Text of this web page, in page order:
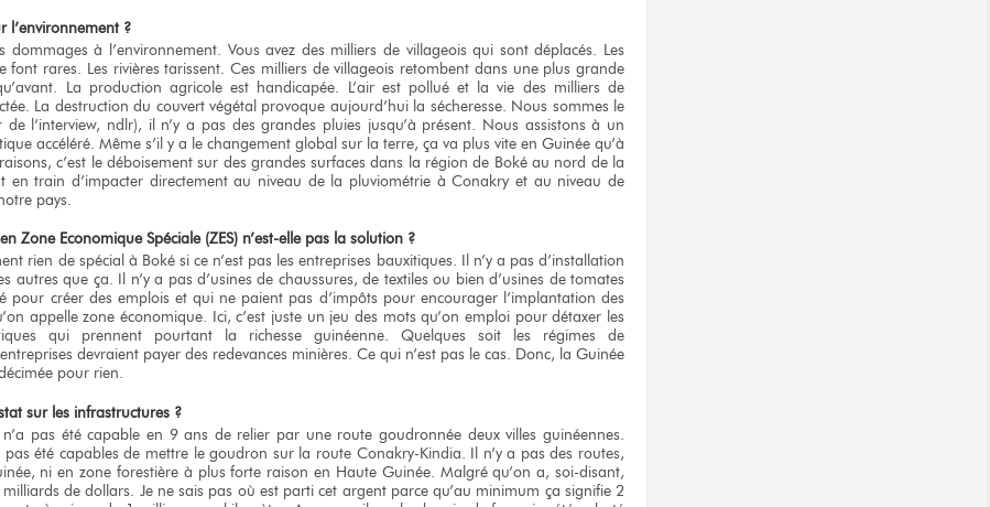
l’environnement ?
dommages à l’environnement. Vous avez des milliers de villageois qui sont déplacés. Les
font rares. Les rivières tarissent. Ces milliers de villageois retombent dans une plus grande
La production agricole est handicapée. L’air est pollué et la vie des milliers de
La destruction du couvert végétal provoque aujourd’hui la sécheresse. Nous sommes le
l’interview, ndlr), il n’y a pas des grandes pluies jusqu’à présent. Nous assistons à un
accéléré. Même s’il y a le changement global sur la terre, ça va plus vite en Guinée qu’à
c’est le déboisement sur des grandes surfaces dans la région de Boké au nord de la
en train d’impacter directement au niveau de la pluviométrie à Conakry et au niveau de
pays.
Zone Economique Spéciale (ZES) n’est-elle pas la solution ?
rien de spécial à Boké si ce n’est pas les entreprises bauxitiques. Il n’y a pas d’installation
autres que ça. Il n’y a pas d’usines de chaussures, de textiles ou bien d’usines de tomates
pour créer des emplois et qui ne paient pas d’impôts pour encourager l’implantation des
appelle zone économique. Ici, c’est juste un jeu des mots qu’on emploi pour détaxer les
qui prennent pourtant la richesse guinéenne. Quelques soit les régimes de
devraient payer des redevances minières. Ce qui n’est pas le cas. Donc, la Guinée
pour rien.
sur les infrastructures ?
pas été capable en 9 ans de relier par une route goudronnée deux villes guinéennes.
pas été capables de mettre le goudron sur la route Conakry-Kindia. Il n’y a pas des routes,
ni en zone forestière à plus forte raison en Haute Guinée. Malgré qu’on a, soi-disant,
de dollars. Je ne sais pas où est parti cet argent parce qu’au minimum ça signifie 2